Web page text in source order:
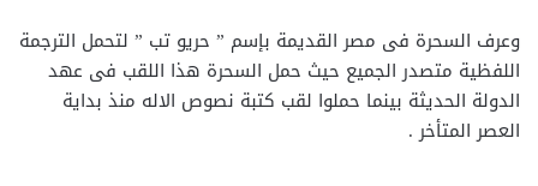
وعرف السحرة فى مصر القديمة بإسم ” حريو تب ” لتحمل الترجمة
اللفظية متصدر الجميع حيث حمل السحرة هذا اللقب فى عهد
الدولة الحديثة بينما حملوا لقب كتبة نصوص الاله منذ بداية
العصر المتأخر .